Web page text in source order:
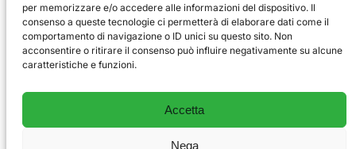
per memorizzare e/o accedere alle informazioni del dispositivo. Il
consenso a queste tecnologie ci permetterà di elaborare dati come il
comportamento di navigazione o ID unici su questo sito. Non
acconsentire o ritirare il consenso può influire negativamente su alcune
caratteristiche e funzioni.
Accetta
Nega
Sport
Vivi
EDITORIALE
PRIVACY POLICY